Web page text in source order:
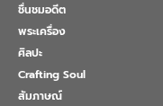
ชื่นชมอดีต
พระเครื่อง
ศิลปะ
Crafting Soul
สัมภาษณ์